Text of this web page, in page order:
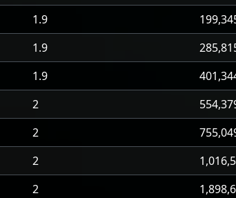
1.9
1.9
1.9
2
2
2
2